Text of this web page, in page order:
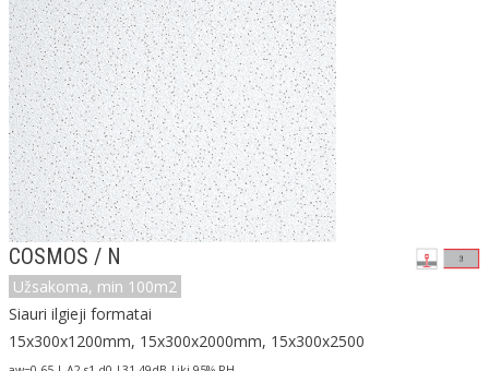
COSMOS / N
Užsakoma, min 100m2
Siauri ilgieji formatai
15x300x1200mm, 15x300x2000mm, 15x300x2500